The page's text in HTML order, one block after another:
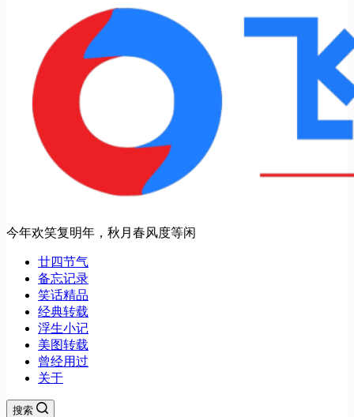
今年欢笑复明年，秋月春风度等闲
廿四节气
备忘记录
笑话精品
经典转载
浮生小记
美图转载
曾经用过
关于
搜索